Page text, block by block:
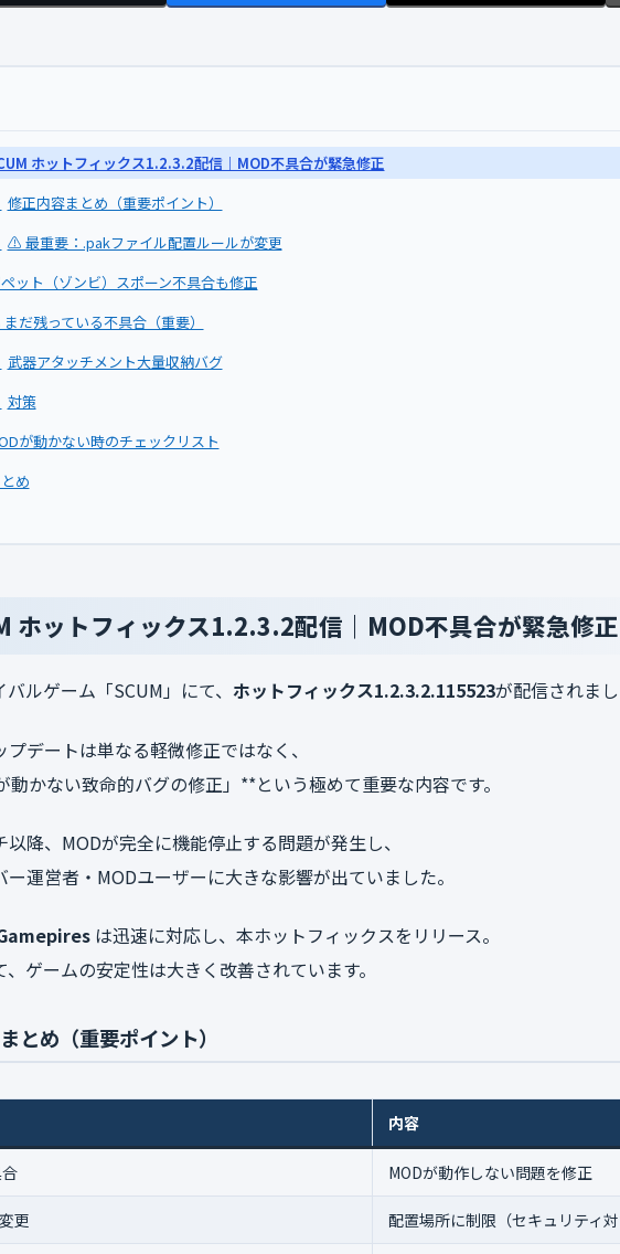
ホットフィックス1.2.3.2配信｜MOD不具合が緊急修正
修正内容まとめ（重要ポイント）
⚠️ 最重要：.pakファイル配置ルールが変更
ット（ゾンビ）スポーン不具合も修正
だ残っている不具合（重要）
武器アタッチメント大量収納バグ
対策
が動かない時のチェックリスト
め
ホットフィックス1.2.3.2配信｜MOD不具合が緊急修正
ルゲーム「SCUM」にて、 ホットフィックス1.2.3.2.115523が配信されま
デートは単なる軽微修正ではなく、
動かない致命的バグの修正」**という極めて重要な内容です。
以降、MODが完全に機能停止する問題が発生し、
ー運営者・MODユーザーに大きな影響が出ていました。
は迅速に対応し、本ホットフィックスをリリース。
ゲームの安定性は大きく改善されています。
とめ（重要ポイント）
内容
MODが動作しない問題を修正
更 配置場所に制限（セキュリティ